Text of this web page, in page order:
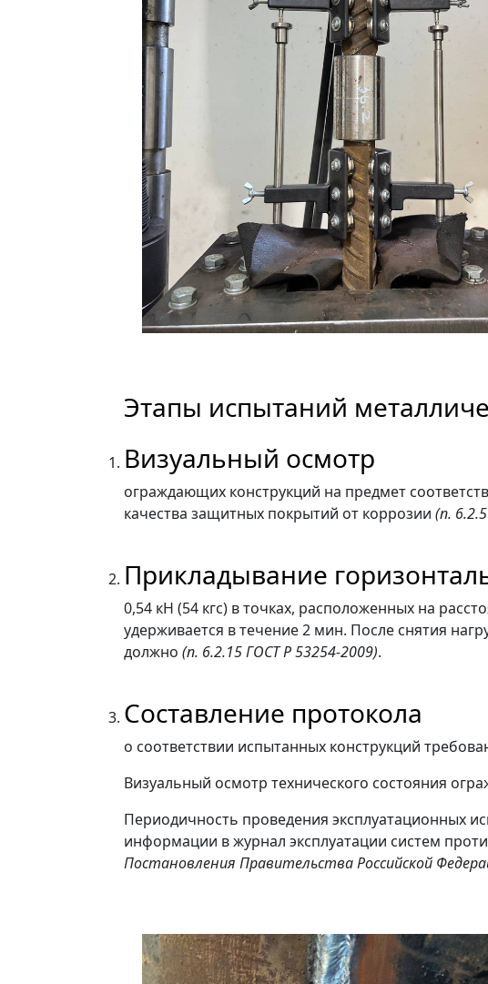
Этапы испытаний
Визуальный осмотр
ограждающих конструкций на предмет
качества защитных покрытий от коррозии (п.
Прикладывание
0,54 кН (54 кгс) в точках, расположенных на
удерживается в течение 2 мин. После снятия
должно (п. 6.2.15 ГОСТ Р 53254-2009).
Составление протокола
о соответствии испытанных конструкций
Визуальный осмотр технического состояния
Периодичность проведения эксплуатационных
информации в журнал эксплуатации систем
Постановления Правительства Российской